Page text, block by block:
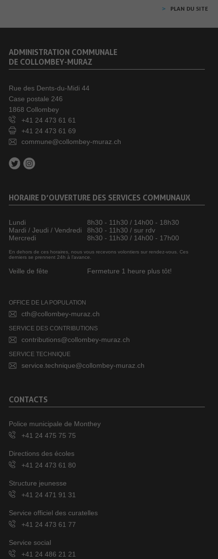
PLAN DU SITE
ADMINISTRATION COMMUNALE
DE COLLOMBEY-MURAZ
Rue des Dents-du-Midi 44
Case postale 246
1868 Collombey
+41 24 473 61 61
+41 24 473 61 69
commune@collombey-muraz.ch
HORAIRE D’OUVERTURE DES SERVICES COMMUNAUX
Lundi
8h30 - 11h30 / 14h00 - 18h30
Mardi / Jeudi / Vendredi
8h30 - 11h30 / sur rdv
Mercredi
8h30 - 11h30 / 14h00 - 17h00
En dehors de ces horaires, nous vous recevons volontiers sur rendez-vous. Ces
derniers se prennent 24h à l’avance.
Veille de fête Fermeture 1 heure plus tôt!
OFFICE DE LA POPULATION
cth@collombey-muraz.ch
SERVICE DES CONTRIBUTIONS
contributions@collombey-muraz.ch
SERVICE TECHNIQUE
service.technique@collombey-muraz.ch
CONTACTS
Police municipale de Monthey
+41 24 475 75 75
Directions des écoles
+41 24 473 61 80
Structure jeunesse
+41 24 471 91 31
Service officiel des curatelles
+41 24 473 61 77
Service social
+41 24 486 21 21